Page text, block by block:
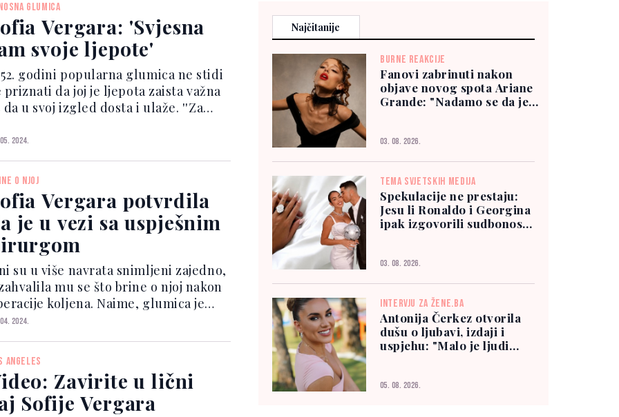
GLUMICA
Vergara: 'Svjesna
svoje ljepote'
godini popularna glumica ne stidi
priznati da joj je ljepota zaista važna
da u svoj izgled dosta i ulaže. ''Za
da, budući da sam
uvijek odrastamo
o...
2024.
O NJOJ
Vergara potvrdila
je u vezi sa uspješnim
su u više navrata snimljeni zajedno,
mu se što brine o njoj nakon
koljena. Naime, glumica je
njegovu fotografiju na
o njoj nakon operacije. "Ako ikada
2024.
ANGELES
Zavirite u lični
Sofije Vergara
Najčitanije
BURNE REAKCIJE
Fanovi zabrinuti nakon
objave novog spota Ariane
Grande: "Nadamo se da je
03. 08. 2026.
TEMA SVJETSKIH MEDIJA
Spekulacije ne prestaju:
Jesu li Ronaldo i Georgina
ipak izgovorili sudbonosno
03. 08. 2026.
INTERVJU ZA ŽENE.BA
Antonija Čerkez otvorila
dušu o ljubavi, izdaji i
uspjehu: "Malo je ljudi
05. 08. 2026.